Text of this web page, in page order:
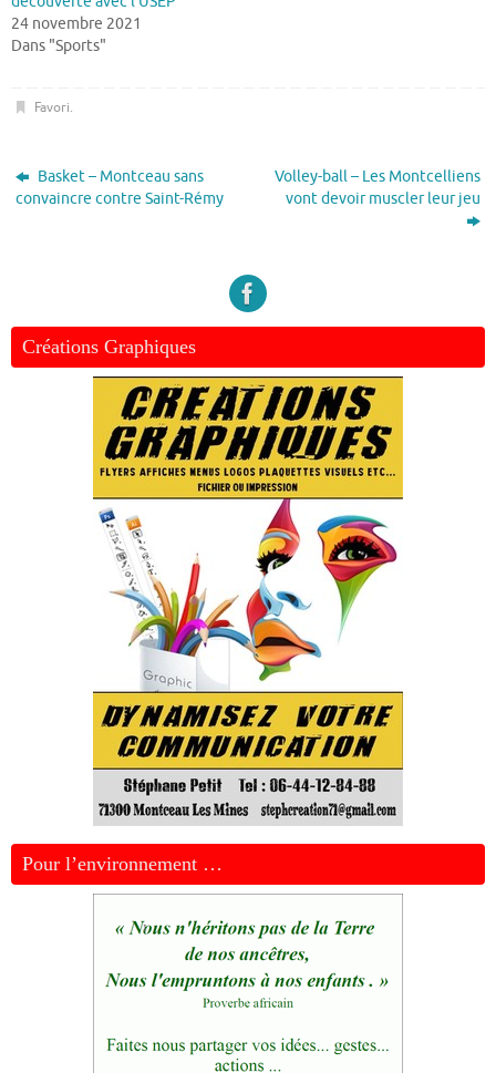
24 novembre 2021
Dans "Sports"
Favori.
Basket – Montceau sans
convaincre contre Saint-Rémy
Volley-ball – Les Montcelliens
vont devoir muscler leur jeu
Créations Graphiques
Pour l’environnement …